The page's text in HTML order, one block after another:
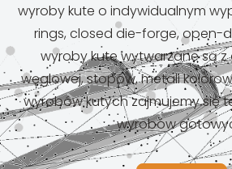
wyroby kute o indywidualnym
rings, closed die-forge, open-
wyroby kute wytwarzane są
węglowej, stopów, metali
wyrobów kutych zajmujemy się
wyrobów